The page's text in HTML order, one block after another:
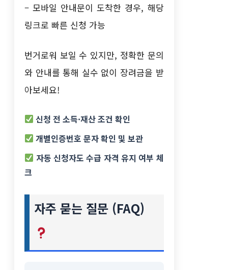
– 모바일 안내문이 도착한 경우, 해당
링크로 빠른 신청 가능
번거로워 보일 수 있지만, 정확한 문의
와 안내를 통해 실수 없이 장려금을 받
아보세요!
신청 전 소득·재산 조건 확인
개별인증번호 문자 확인 및 보관
자동 신청자도 수급 자격 유지 여부 체
크
자주 묻는 질문 (FAQ)